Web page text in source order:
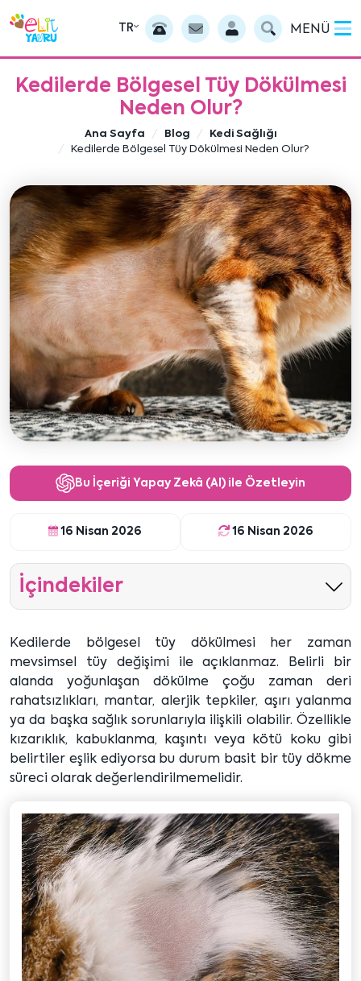
TR MENÜ
Kedilerde Bölgesel Tüy Dökülmesi
Neden Olur?
Ana Sayfa Blog
Kedi Sağlığı
Kedilerde Bölgesel Tüy Dökülmesi Neden Olur?
Bu İçeriği Yapay Zekâ (AI) ile Özetleyin
16 Nisan 2026 16 Nisan 2026
İçindekiler
Kedilerde bölgesel tüy dökülmesi her zaman
mevsimsel tüy değişimi ile açıklanmaz. Belirli bir
alanda yoğunlaşan dökülme çoğu zaman deri
rahatsızlıkları, mantar, alerjik tepkiler, aşırı yalanma
ya da başka sağlık sorunlarıyla ilişkili olabilir. Özellikle
kızarıklık, kabuklanma, kaşıntı veya kötü koku gibi
belirtiler eşlik ediyorsa bu durum basit bir tüy dökme
süreci olarak değerlendirilmemelidir.